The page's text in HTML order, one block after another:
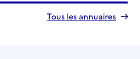
Tous les annuaires